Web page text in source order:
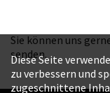
Sie können uns
senden.
Diese Seite
zu verbessern und
zugeschnittene